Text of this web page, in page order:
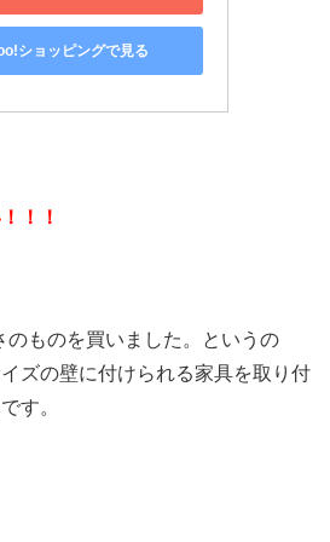
ショッピングで見る
！！
のものを買いました。というの
ズの壁に付けられる家具を取り付
す。